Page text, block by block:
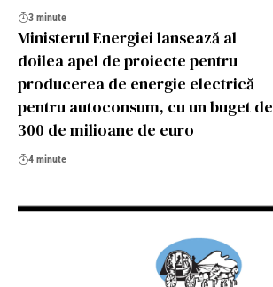
3 minute
Ministerul Energiei lansează al
doilea apel de proiecte pentru
producerea de energie electrică
pentru autoconsum, cu un buget de
300 de milioane de euro
4 minute